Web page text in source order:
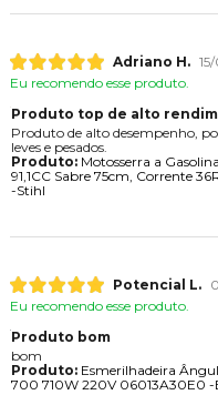
Adriano H.
Eu recomendo esse produto.
Produto top de alto
Produto de alto desempenho,
leves e pesados.
Produto:Motosserra a
91,1CC Sabre 75cm, Corrente
-Stihl
Potencial L.
Eu recomendo esse produto.
Produto bom
bom
Produto:Esmerilhadeira
700 710W 220V 06013A30E0 -